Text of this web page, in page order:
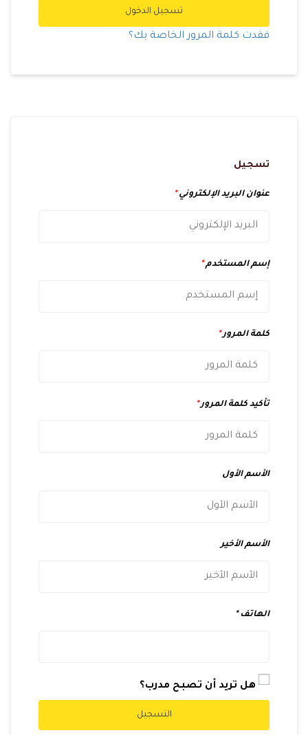
تسجيل الدخول
فقدت كلمة المرور الخاصة بك؟
تسجيل
عنوان البريد الإلكتروني*
إسم المستخدم*
كلمة المرور*
تأكيد كلمة المرور*
الأسم الأول
الأسم الأخير
الهاتف
هل تريد أن تصبح مدرب؟
التسجيل